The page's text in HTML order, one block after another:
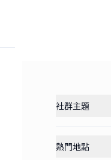
社群主題
熱門地點